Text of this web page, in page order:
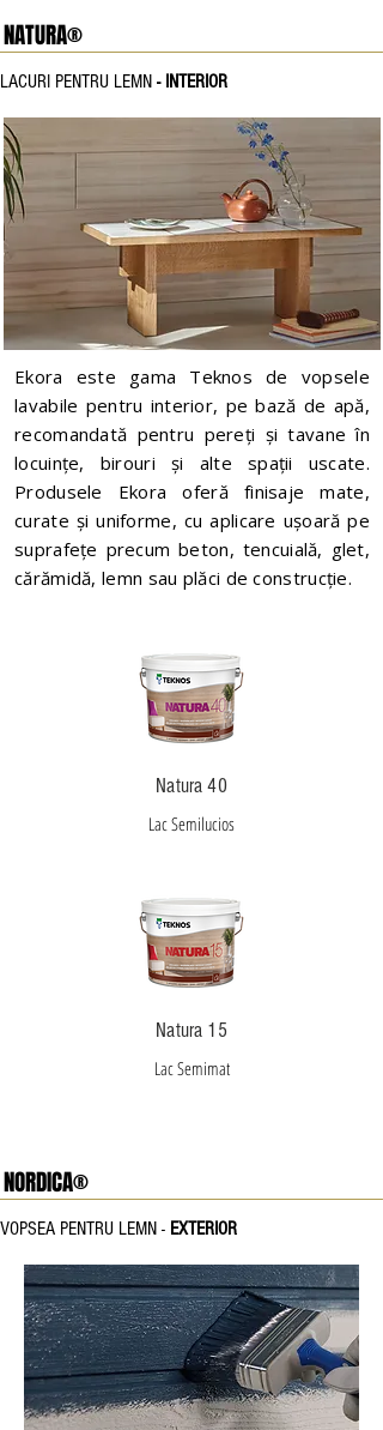
NATURA®
LACURI PENTRU LEMN - INTERIOR
Ekora este gama Teknos de vopsele
lavabile pentru interior, pe bază de apă,
recomandată pentru pereți și tavane în
locuințe, birouri și alte spații uscate.
Produsele Ekora oferă finisaje mate,
curate și uniforme, cu aplicare ușoară pe
suprafețe precum beton, tencuială, glet,
cărămidă, lemn sau plăci de construcție.
Natura 40
Lac Semilucios
Natura 15
Lac Semimat
NORDICA®
VOPSEA PENTRU LEMN - EXTERIOR